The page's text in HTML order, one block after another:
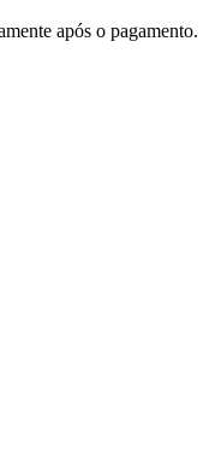
após o pagamento.